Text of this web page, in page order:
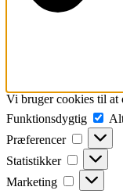
Vi bruger cookies til at
Funktionsdygtig
Præferencer
Statistikker
Marketing Marketing